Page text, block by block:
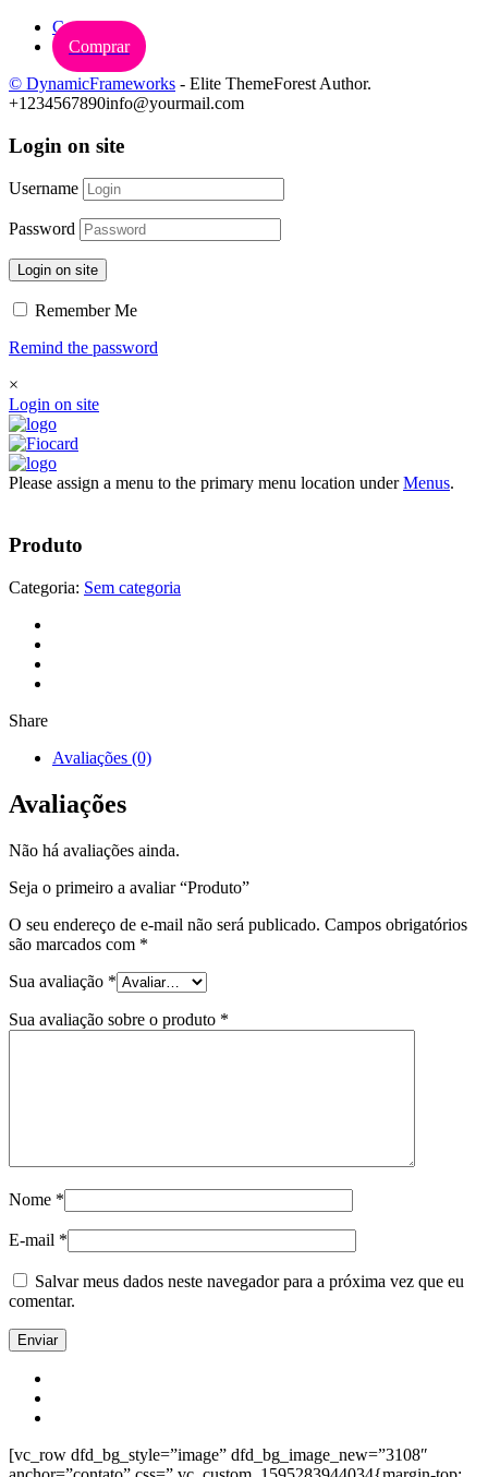
Carrinho
Comprar
© DynamicFrameworks - Elite ThemeForest Author.
+1234567890info@yourmail.com
Login on site
Username
Password
Login on site
Remember Me
Remind the password
×
Login on site
Please assign a menu to the primary menu location underMenus.
Produto
Categoria: Sem categoria
Share
Avaliações (0)
Avaliações
Não há avaliações ainda.
Seja o primeiro a avaliar “Produto”
O seu endereço de e-mail não será publicado. Campos obrigatórios
são marcados com *
Sua avaliação *
Sua avaliação sobre o produto *
Nome *
E-mail *
Salvar meus dados neste navegador para a próxima vez que eu
comentar.
[vc_row dfd_bg_style=”image” dfd_bg_image_new=”3108″